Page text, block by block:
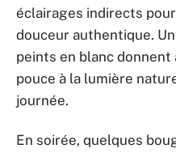
éclairages indirects
douceur authentique.
peints en blanc donnent
pouce à la lumière
journée.
En soirée, quelques